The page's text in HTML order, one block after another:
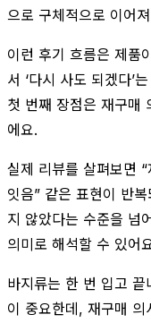
으로 구체적으로 이어
이런 후기 흐름은 제품
서 ‘다시 사도 되겠다’
첫 번째 장점은 재구매
에요.
실제 리뷰를 살펴보면
잇음” 같은 표현이 반
지 않았다는 수준을 넘
의미로 해석할 수 있어
바지류는 한 번 입고
이 중요한데, 재구매